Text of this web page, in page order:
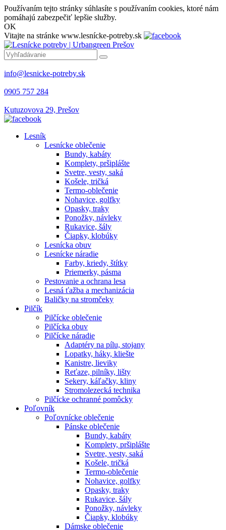
Používaním tejto stránky súhlasíte s používaním cookies, ktoré nám
pomáhajú zabezpečiť lepšie služby.
OK
Vitajte na stránke www.lesnícke-potreby.sk
info@lesnicke-potreby.sk
0905 757 284
Kutuzovova 29, Prešov
Lesník
Lesnícke oblečenie
Bundy, kabáty
Komplety, pršiplášte
Svetre, vesty, saká
Košele, tričká
Termo-oblečenie
Nohavice, golfky
Opasky, traky
Ponožky, návleky
Rukavice, šály
Čiapky, klobúky
Lesnícka obuv
Lesnícke náradie
Farby, kriedy, štítky
Priemerky, pásma
Pestovanie a ochrana lesa
Lesná ťažba a mechanizácia
Baličky na stromčeky
Pilčík
Pilčícke oblečenie
Pilčícka obuv
Pilčícke náradie
Adaptéry na pílu, stojany
Lopatky, háky, kliešte
Kanistre, lieviky
Reťaze, pilníky, lišty
Sekery, káľačky, kliny
Stromolezecká technika
Pilčícke ochranné pomôcky
Poľovník
Poľovnícke oblečenie
Pánske oblečenie
Bundy, kabáty
Komplety, pršiplášte
Svetre, vesty, saká
Košele, tričká
Termo-oblečenie
Nohavice, golfky
Opasky, traky
Rukavice, šály
Ponožky, návleky
Čiapky, klobúky
Dámske oblečenie